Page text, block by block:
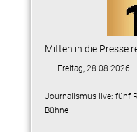
Mitten in die Presse
Freitag, 28.08.2026
Journalismus live: fünf
Bühne